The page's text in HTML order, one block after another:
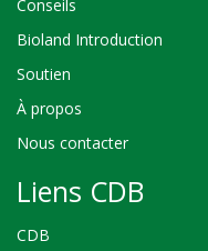
Conseils
Bioland Introduction
Soutien
À propos
Nous contacter
Liens CDB
CDB